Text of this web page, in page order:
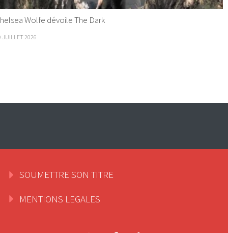
Wolfe dévoile The Dark
JUILLET 2026
SOUMETTRE SON TITRE
MENTIONS LEGALES